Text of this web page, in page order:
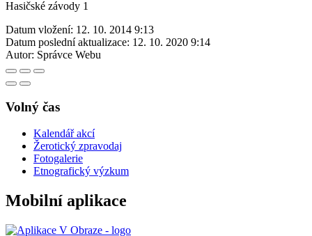
Hasičské závody 1
Datum vložení: 12. 10. 2014 9:13
Datum poslední aktualizace: 12. 10. 2020 9:14
Autor: Správce Webu
Volný čas
Kalendář akcí
Žerotický zpravodaj
Fotogalerie
Etnografický výzkum
Mobilní aplikace